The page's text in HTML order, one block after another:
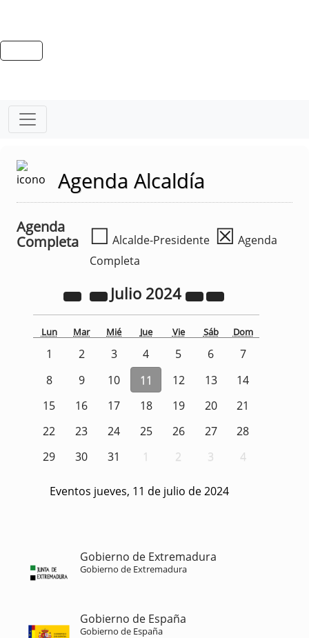
Agenda Alcaldía
Agenda
Completa
☐ Alcalde-Presidente ☒ Agenda
Completa
Julio 2024
Lun Mar Mié Jue Vie Sáb Dom
1 2 3 4 5 6
7
8
9 10 11 12 13
14
15
16 17 18 19 20
21
22
23 24 25 26 27
28
29
30 31 1 2 3 4
Eventos jueves, 11 de julio de 2024
Gobierno de Extremadura
Gobierno de Extremadura
Gobierno de España
Gobierno de España